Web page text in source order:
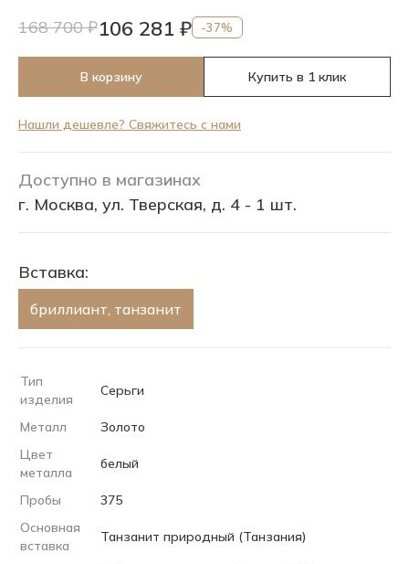
168 700 ₽106 281 ₽ -37%
В корзину Купить в 1 клик
Нашли дешевле? Свяжитесь с нами
Доступно в магазинах
г. Москва, ул. Тверская, д. 4 - 1 шт.
Вставка:
бриллиант, танзанит
Тип
изделия
Серьги
Металл
Золото
Цвет
металла
белый
Пробы
375
Основная
вставка
Танзанит природный (Танзания)